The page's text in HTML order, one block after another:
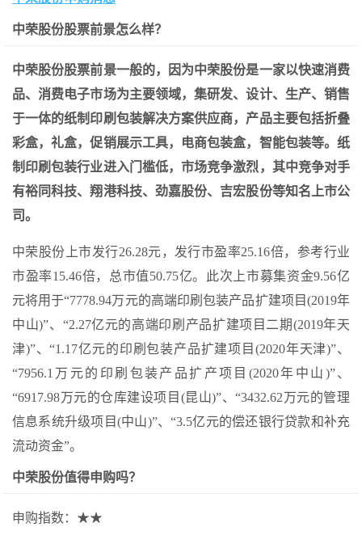
中荣股份股票前景怎么样？
中荣股份股票前景一般的，因为中荣股份是一家以快速消费
品、消费电子市场为主要领域，集研发、设计、生产、销售
于一体的纸制印刷包装解决方案供应商，产品主要包括折叠
彩盒，礼盒，促销展示工具，电商包装盒，智能包装等。纸
制印刷包装行业进入门槛低，市场竞争激烈，其中竞争对手
有裕同科技、翔港科技、劲嘉股份、吉宏股份等知名上市公
司。
中荣股份上市发行26.28元，发行市盈率25.16倍，参考行业
市盈率15.46倍，总市值50.75亿。此次上市募集资金9.56亿
元将用于“7778.94万元的高端印刷包装产品扩建项目(2019年
中山)”、“2.27亿元的高端印刷产品扩建项目二期(2019年天
津)”、“1.17亿元的印刷包装产品扩建项目(2020年天津)”、
“7956.1万元的印刷包装产品扩产项目(2020年中山)”、
“6917.98万元的仓库建设项目(昆山)”、“3432.62万元的管理
信息系统升级项目(中山)”、“3.5亿元的偿还银行贷款和补充
流动资金”。
中荣股份值得申购吗？
申购指数：★★